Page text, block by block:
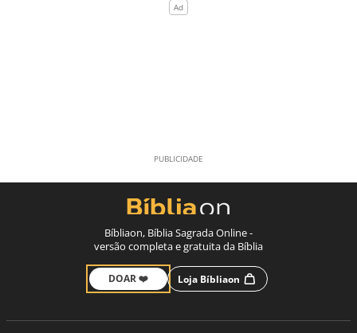
Bíbliaon, Bíblia Sagrada Online -
versão completa e gratuita da Bíblia
DOAR ❤️ Loja Bíbliaon